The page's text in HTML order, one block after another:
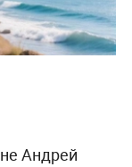
Андрей